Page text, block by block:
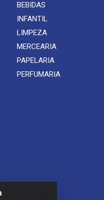
BEBIDAS
INFANTIL
LIMPEZA
MERCEARIA
PAPELARIA
PERFUMARIA